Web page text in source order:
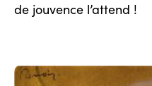
de jouvence l’attend !